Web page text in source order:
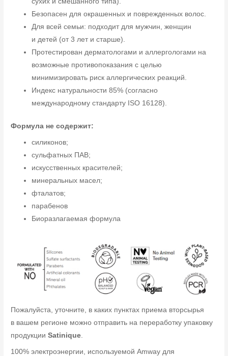
Безопасен для окрашенных и поврежденных волос.
Для всей семьи: подходит для мужчин, женщин
и детей (от 3 лет и старше).
Протестирован дерматологами и аллергологами на
возможные противопоказания с целью
минимизировать риск аллергических реакций.
Индекс натуральности 85% (согласно
международному стандарту ISO 16128).
Формула не содержит:
силиконов;
сульфатных ПАВ;
искусственных красителей;
минеральных масел;
фталатов;
парабенов
Биоразлагаемая формула
Пожалуйста, уточните, в каких пунктах приема вторсырья
в вашем регионе можно отправить на переработку упаковку
продукцииSatinique.
100% электроэнергии, используемой Amway для